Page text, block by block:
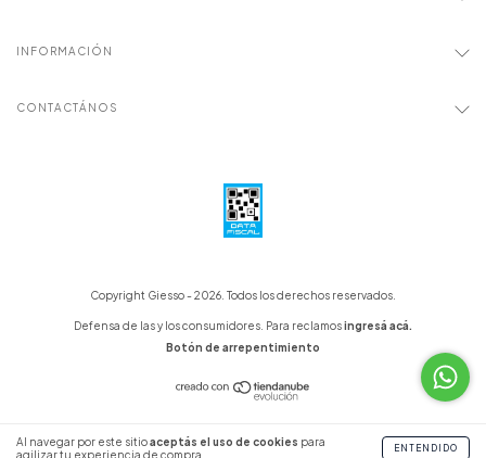
Al navegar por este sitioaceptás el uso de cookies para
agilizar tu experiencia de compra.
ENTENDIDO
INFORMACIÓN
CONTACTÁNOS
Copyright Giesso - 2026. Todos los derechos reservados.
Defensa de las y los consumidores. Para reclamosingresá acá.
Botón de arrepentimiento